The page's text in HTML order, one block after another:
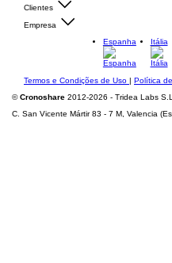
Clientes
Empresa
Espanha
Itália
Termos e Condições de Uso | Política
©Cronoshare 2012-2026 - Tridea Labs
C. San Vicente Mártir 83 - 7 M, Valencia